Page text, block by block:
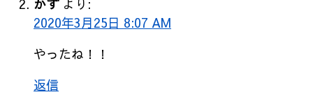
かず より:
2020年3月25日 8:07 AM
やったね！！
返信